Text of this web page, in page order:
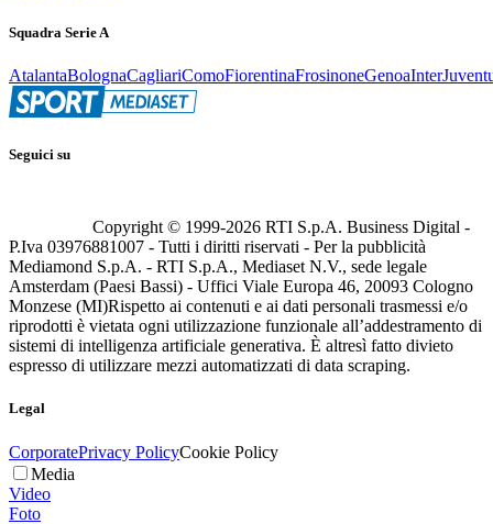
Squadra Serie A
AtalantaBolognaCagliariComoFiorentinaFrosinoneGenoaInter
Seguici su
Copyright © 1999-2026 RTI S.p.A. Business Digital -
P.Iva 03976881007 - Tutti i diritti riservati - Per la pubblicità
Mediamond S.p.A. - RTI S.p.A., Mediaset N.V., sede legale
Amsterdam (Paesi Bassi) - Uffici Viale Europa 46, 20093 Cologno
Monzese (MI)Rispetto ai contenuti e ai dati personali trasmessi e/o
riprodotti è vietata ogni utilizzazione funzionale all’addestramento di
sistemi di intelligenza artificiale generativa. È altresì fatto divieto
espresso di utilizzare mezzi automatizzati di data scraping.
Legal
CorporatePrivacy PolicyCookie Policy
Media
Video
Foto